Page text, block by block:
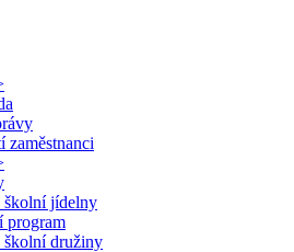
zaměstnanci
jídelny
program
družiny